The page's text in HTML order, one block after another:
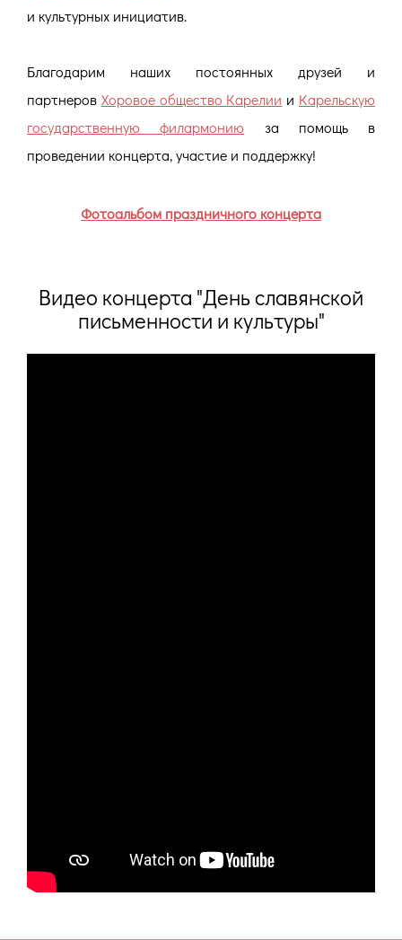
и культурных инициатив.
Благодарим наших постоянных друзей и
партнеров Хоровое общество Карелии и Карельскую
государственную филармонию за помощь в
проведении концерта, участие и поддержку!
Фотоальбом праздничного концерта
Видео концерта "День славянской
письменности и культуры"